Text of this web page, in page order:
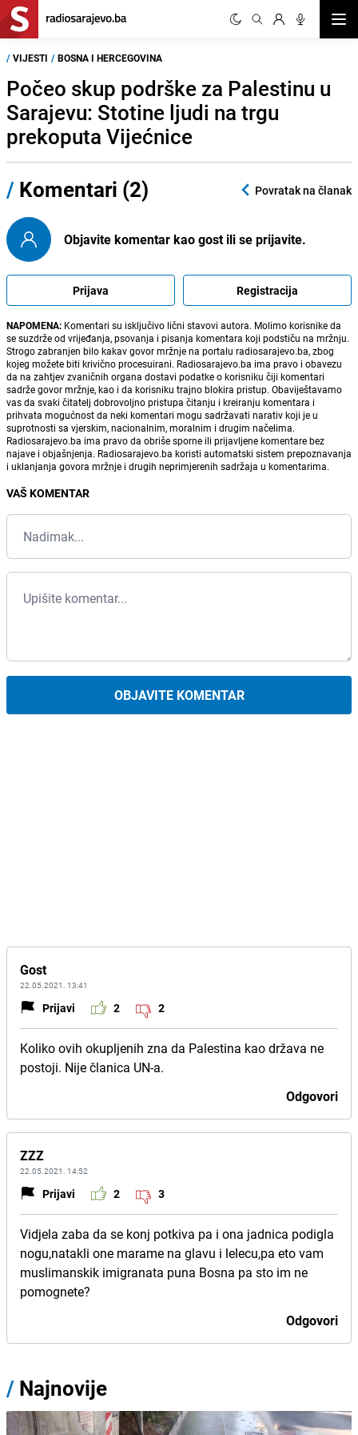
/ VIJESTI / BOSNA I HERCEGOVINA
Počeo skup podrške za Palestinu u
Sarajevu: Stotine ljudi na trgu
prekoputa Vijećnice
/ Komentari (2) Povratak na članak
Objavite komentar kao gost ili se prijavite.
Prijava Registracija
NAPOMENA: Komentari su isključivo lični stavovi autora. Molimo korisnike da
se suzdrže od vrijeđanja, psovanja i pisanja komentara koji podstiču na mržnju.
Strogo zabranjen bilo kakav govor mržnje na portalu radiosarajevo.ba, zbog
kojeg možete biti krivično procesuirani. Radiosarajevo.ba ima pravo i obavezu
da na zahtjev zvaničnih organa dostavi podatke o korisniku čiji komentari
sadrže govor mržnje, kao i da korisniku trajno blokira pristup. Obaviještavamo
vas da svaki čitatelj dobrovoljno pristupa čitanju i kreiranju komentara i
prihvata mogućnost da neki komentari mogu sadržavati narativ koji je u
suprotnosti sa vjerskim, nacionalnim, moralnim i drugim načelima.
Radiosarajevo.ba ima pravo da obriše sporne ili prijavljene komentare bez
najave i objašnjenja. Radiosarajevo.ba koristi automatski sistem prepoznavanja
i uklanjanja govora mržnje i drugih neprimjerenih sadržaja u komentarima.
VAŠ KOMENTAR
OBJAVITE KOMENTAR
Gost
22.05.2021. 13:41
Prijavi 2 2
Koliko ovih okupljenih zna da Palestina kao država ne
postoji. Nije članica UN-a.
Odgovori
ZZZ
22.05.2021. 14:52
Prijavi 2 3
Vidjela zaba da se konj potkiva pa i ona jadnica podigla
nogu,natakli one marame na glavu i lelecu,pa eto vam
muslimanskik imigranata puna Bosna pa sto im ne
pomognete?
Odgovori
/ Najnovije